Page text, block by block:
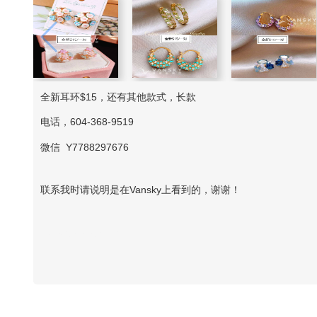
全新耳环$15，还有其他款式，长款
电话，604-368-9519
微信 Y7788297676
联系我时请说明是在Vansky上看到的，谢谢！